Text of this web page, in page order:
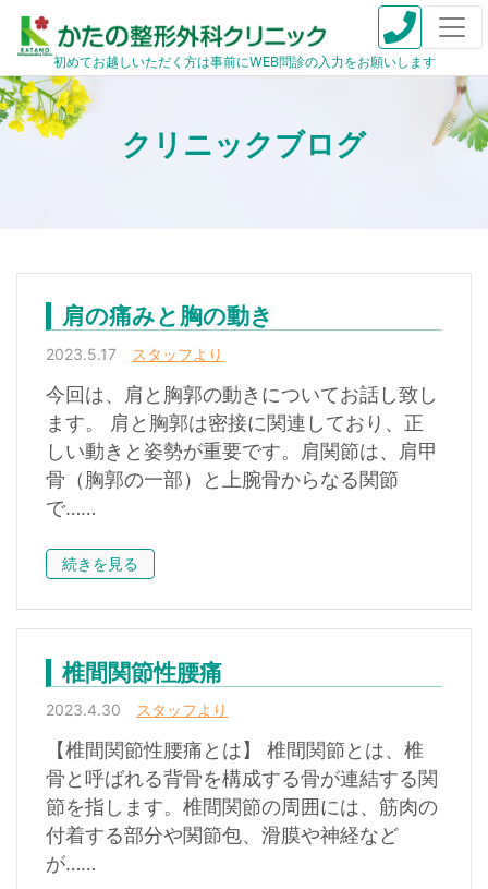
初めてお越しいただく方は事前にWEB問診の入力をお願いします
肩の痛みと胸の動き
2023.5.17 スタッフより
今回は、肩と胸郭の動きについてお話し致し
ます。 肩と胸郭は密接に関連しており、正
しい動きと姿勢が重要です。肩関節は、肩甲
骨（胸郭の一部）と上腕骨からなる関節
で……
続きを見る
椎間関節性腰痛
2023.4.30 スタッフより
【椎間関節性腰痛とは】 椎間関節とは、椎
骨と呼ばれる背骨を構成する骨が連結する関
節を指します。椎間関節の周囲には、筋肉の
付着する部分や関節包、滑膜や神経など
が……